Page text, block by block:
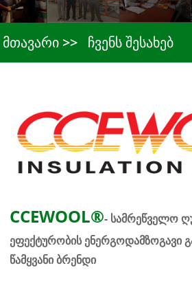
მთავარი ჩვენს შესახებ
CCEWOOL®- სამრეწველო
ეფექტურობის ენერგოდამზოგავი
წამყვანი ბრენდი